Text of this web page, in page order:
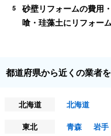
5
砂壁リフォームの費用
喰・珪藻土にリフォー
都道府県から近くの業者
北海道
北海道
東北
青森 岩手